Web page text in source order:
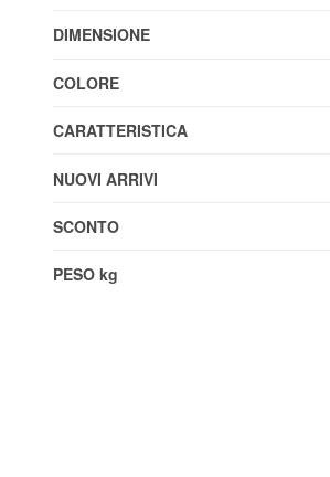
DIMENSIONE
COLORE
CARATTERISTICA
NUOVI ARRIVI
SCONTO
PESO kg